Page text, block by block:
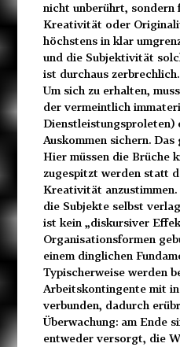
nicht unberührt, sondern
Kreativität oder
höchstens in klar
und die Subjektivität
ist durchaus zerbrechlich.
Um sich zu erhalten,
der vermeintlich
Dienstleistungsproleten)
Auskommen sichern.
Hier müssen die Brüche
zugespitzt werden statt
Kreativität
die Subjekte selbst
ist kein „diskursiver
Organisationsformen
einem dinglichen
Typischerweise werden
Arbeitskontingente mit
verbunden, dadurch
Überwachung: am Ende
entweder versorgt, die